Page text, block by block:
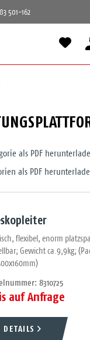
501-162
als PDF
als PDF
flexibel, enorm
Gewicht ca.9,9kg;
8310725
auf Anfrage
DETAILS